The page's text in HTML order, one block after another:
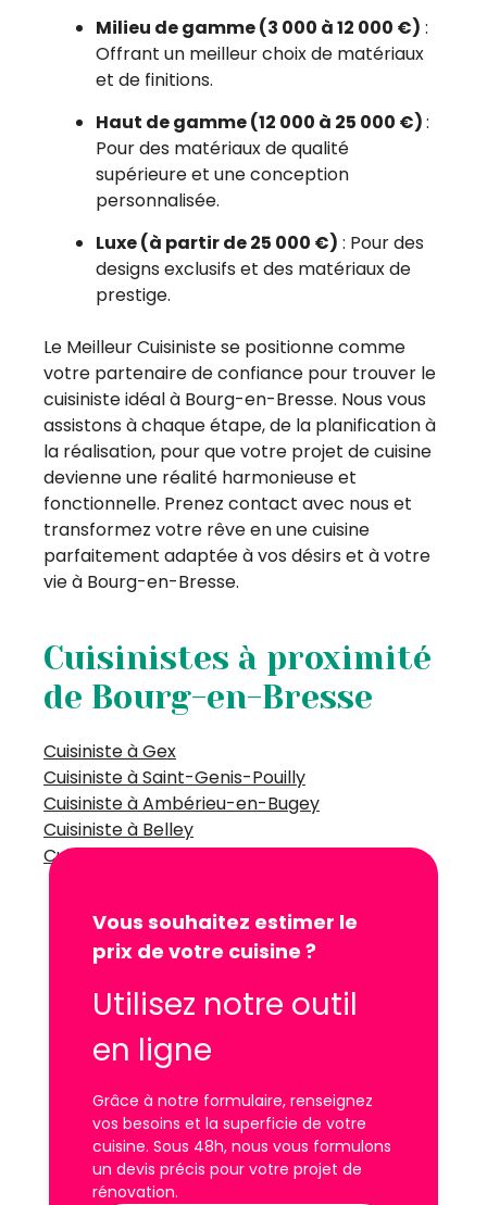
Milieu de gamme (3 000 à 12 000 €) :
Offrant un meilleur choix de matériaux
et de finitions.
Haut de gamme (12 000 à 25 000 €):
Pour des matériaux de qualité
supérieure et une conception
personnalisée.
Luxe (à partir de 25 000 €) : Pour des
designs exclusifs et des matériaux de
prestige.
Le Meilleur Cuisiniste se positionne comme
votre partenaire de confiance pour trouver le
cuisiniste idéal à Bourg-en-Bresse. Nous vous
assistons à chaque étape, de la planification à
la réalisation, pour que votre projet de cuisine
devienne une réalité harmonieuse et
fonctionnelle. Prenez contact avec nous et
transformez votre rêve en une cuisine
parfaitement adaptée à vos désirs et à votre
vie à Bourg-en-Bresse.
Cuisinistes à proximité
de Bourg-en-Bresse
Cuisiniste à Gex
Cuisiniste à Saint-Genis-Pouilly
Cuisiniste à Ambérieu-en-Bugey
Cuisiniste à Belley
Cuisiniste à Oyonnax
Vous souhaitez estimer le
prix de votre cuisine ?
Utilisez notre outil
en ligne
Grâce à notre formulaire, renseignez
vos besoins et la superficie de votre
cuisine. Sous 48h, nous vous formulons
un devis précis pour votre projet de
rénovation.